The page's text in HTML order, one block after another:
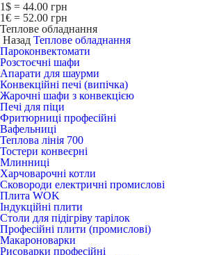
1$ = 44.00 грн
1€ = 52.00 грн
Теплове обладнання
Назад Теплове обладнання
Пароконвектомати
Розстоєчні шафи
Апарати для шаурми
Конвекційні печі (випічка)
Жарочні шафи з конвекцією
Печі для піци
Фритюрниці професійні
Вафельниці
Теплова лінія 700
Тостери конвеєрні
Млинниці
Харчоварочні котли
Сковороди електричні промислові
Плита WOK
Індукційні плити
Столи для підігріву тарілок
Професійні плити (промислові)
Макароноварки
Рисоварки професійні